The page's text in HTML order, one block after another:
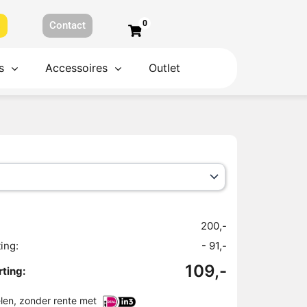
Contact 0
Accessoires Outlet
200,-
- 91,-
109,-
zonder rente met